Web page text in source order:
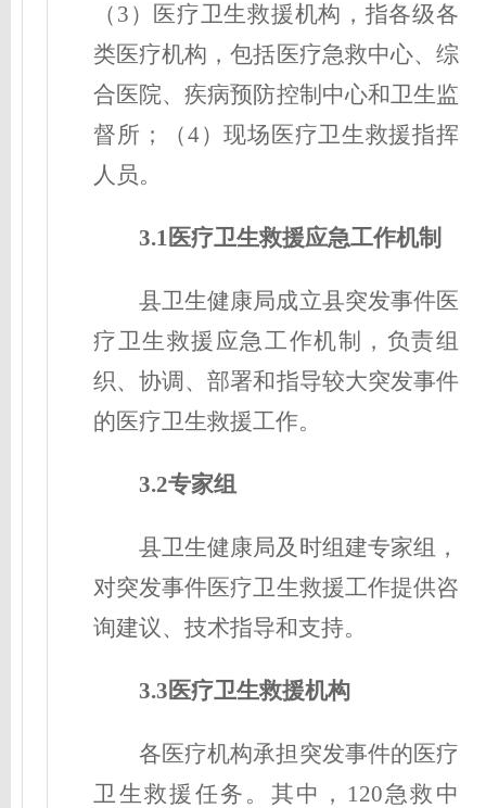
（3）医疗卫生救援机构，指各级各
类医疗机构，包括医疗急救中心、综
合医院、疾病预防控制中心和卫生监
督所；（4）现场医疗卫生救援指挥
人员。
3.1医疗卫生救援应急工作机制
县卫生健康局成立县突发事件医
疗卫生救援 应急工作机制
，负责组
织、协调、部署和指导较大突发事件
的医疗卫生救援工作。
3.2专家组
县卫生健康局及时组建专家组，
对突发事件医疗卫生救援工作提供咨
询建议、技术指导和支持。
3.3医疗卫生救援机构
各医疗机构承担突发事件的医疗
卫生救援任务。其中，120急救中